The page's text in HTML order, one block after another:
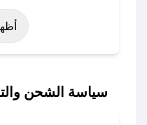
عيد الفطر، عيد
نوفمبر)، رمضان،
باستخدام تطبيق
سياسة الشحن